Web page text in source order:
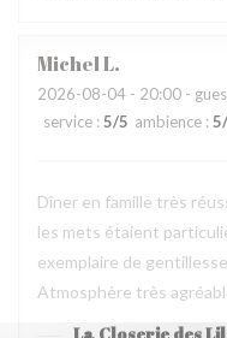
MichelL
2026-08-04 - 20:00 -
service : 5/5 ambience : 5
Dîner en famille très
les mets étaient
exemplaire de
Atmosphère très